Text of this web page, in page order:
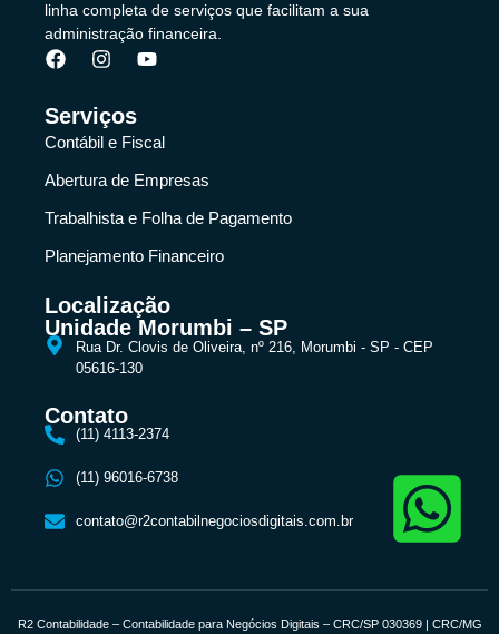
linha completa de serviços que facilitam a sua
administração financeira.
Serviços
Contábil e Fiscal
Abertura de Empresas
Trabalhista e Folha de Pagamento
Planejamento Financeiro
Localização
Unidade Morumbi – SP
Rua Dr. Clovis de Oliveira, nº 216, Morumbi - SP - CEP
05616-130
Contato
(11) 4113-2374
(11) 96016-6738
contato@r2contabilnegociosdigitais.com.br
R2 Contabilidade – Contabilidade para Negócios Digitais – CRC/SP 030369 | CRC/MG